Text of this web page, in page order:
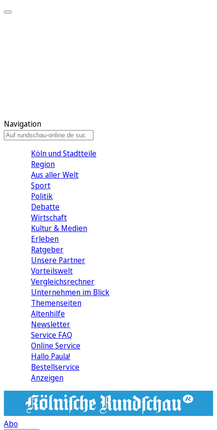
Navigation
Köln und Stadtteile
Region
Aus aller Welt
Sport
Politik
Debatte
Wirtschaft
Kultur & Medien
Erleben
Ratgeber
Unsere Partner
Vorteilswelt
Vergleichsrechner
Unternehmen im Blick
Themenseiten
Altenhilfe
Newsletter
Service FAQ
Online Service
Hallo Paula!
Bestellservice
Anzeigen
Abo